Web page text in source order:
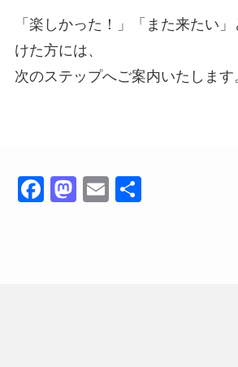
「楽しかった！」「また来たい
けた方には、
次のステップへご案内いたします。
Fa
ce
M
as
E
m
共